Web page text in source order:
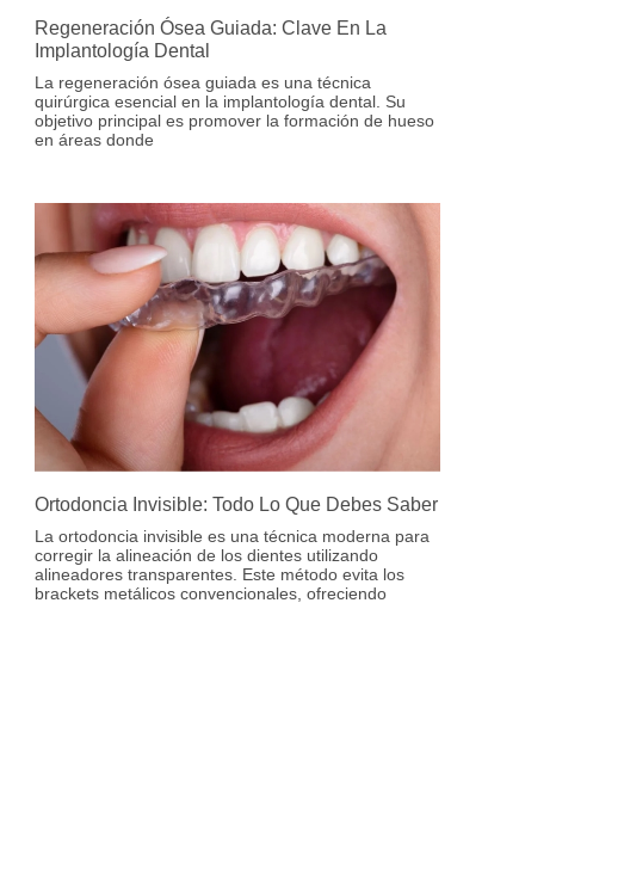
Regeneración Ósea Guiada: Clave En La
Implantología Dental
La regeneración ósea guiada es una técnica
quirúrgica esencial en la implantología dental. Su
objetivo principal es promover la formación de hueso
en áreas donde
Ortodoncia Invisible: Todo Lo Que Debes Saber
La ortodoncia invisible es una técnica moderna para
corregir la alineación de los dientes utilizando
alineadores transparentes. Este método evita los
brackets metálicos convencionales, ofreciendo